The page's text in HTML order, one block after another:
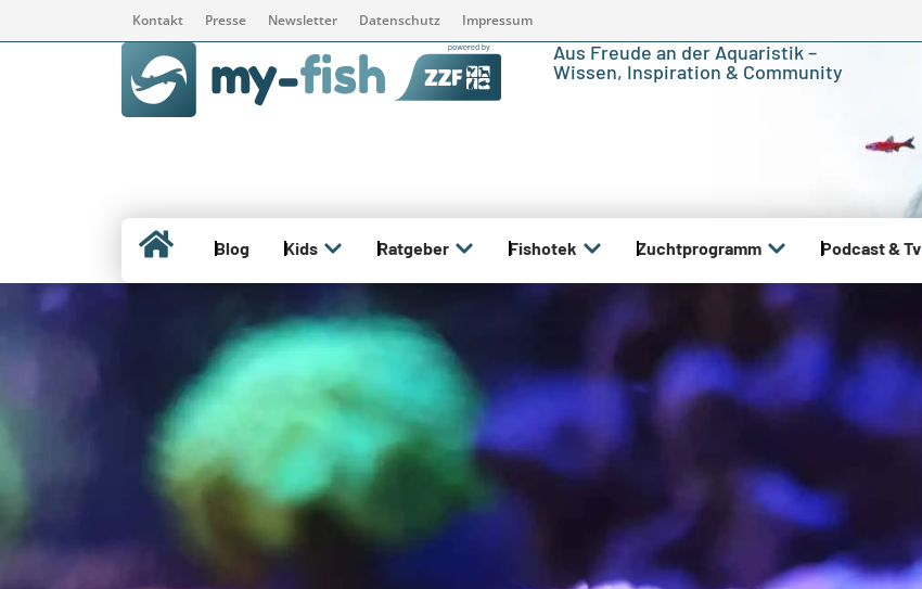
Kontakt Presse Newsletter Datenschutz Impressum
Aus Freude an der Aquaristik –
Wissen, Inspiration & Community
Blog Kids Ratgeber Fishotek Zuchtprogramm Podcast & Tv